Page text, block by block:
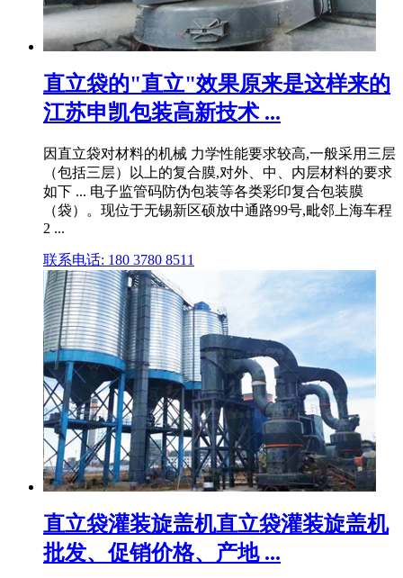
直立袋的"直立"效果原来是这样来的
江苏申凯包装高新技术 ...
因直立袋对材料的机械 力学性能要求较高,一般采用三层
（包括三层）以上的复合膜,对外、中、内层材料的要求
如下 ... 电子监管码防伪包装等各类彩印复合包装膜
（袋）。现位于无锡新区硕放中通路99号,毗邻上海车程
2 ...
联系电话: 180 3780 8511
直立袋灌装旋盖机直立袋灌装旋盖机
批发、促销价格、产地 ...